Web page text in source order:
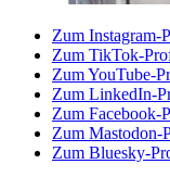
Zum Instagram-
Zum TikTok-
Zum YouTube-
Zum LinkedIn-
Zum Facebook-
Zum Mastodon-
Zum Bluesky-